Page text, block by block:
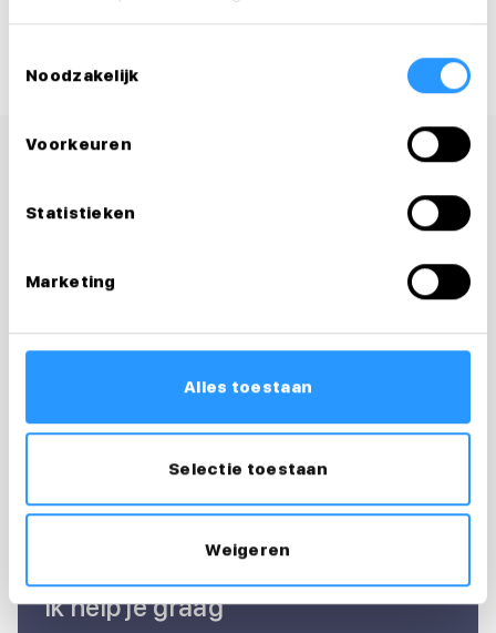
Noodzakelijk
Voorkeuren
Statistieken
Marketing
Alles toestaan
Selectie toestaan
Weigeren
Vragen over je
sollicitatie?
Ik help je graag